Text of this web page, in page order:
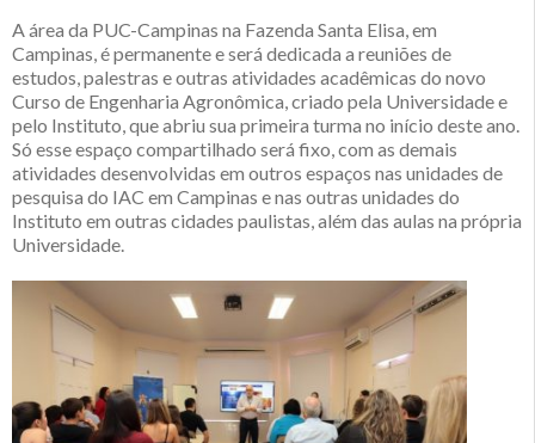
A área da PUC-Campinas na Fazenda Santa Elisa, em
Campinas, é permanente e será dedicada a reuniões de
estudos, palestras e outras atividades acadêmicas do novo
Curso de Engenharia Agronômica, criado pela Universidade e
pelo Instituto, que abriu sua primeira turma no início deste ano.
Só esse espaço compartilhado será fixo, com as demais
atividades desenvolvidas em outros espaços nas unidades de
pesquisa do IAC em Campinas e nas outras unidades do
Instituto em outras cidades paulistas, além das aulas na própria
Universidade.